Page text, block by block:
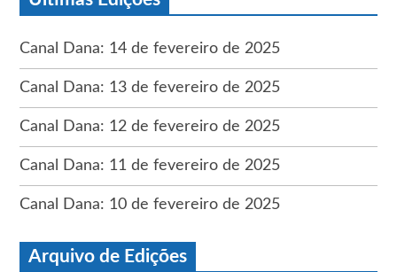
Canal Dana: 14 de fevereiro de 2025
Canal Dana: 13 de fevereiro de 2025
Canal Dana: 12 de fevereiro de 2025
Canal Dana: 11 de fevereiro de 2025
Canal Dana: 10 de fevereiro de 2025
Arquivo de Edições